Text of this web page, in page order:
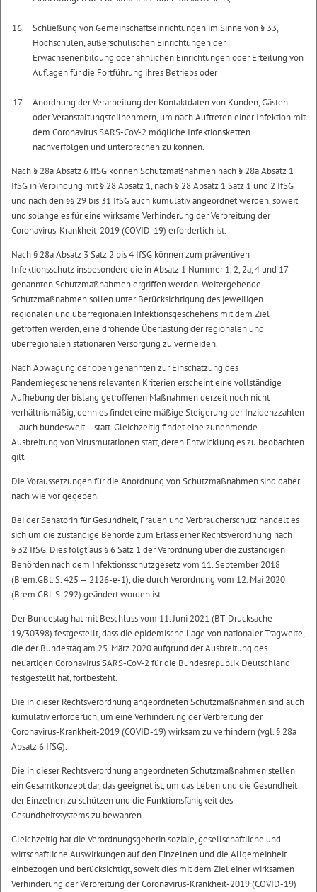
Schließung von Gemeinschaftseinrichtungen im Sinne von § 33,
Hochschulen, außerschulischen Einrichtungen der
Erwachsenenbildung oder ähnlichen Einrichtungen oder Erteilung von
Auflagen für die Fortführung ihres Betriebs oder
Anordnung der Verarbeitung der Kontaktdaten von Kunden, Gästen
oder Veranstaltungsteilnehmern, um nach Auftreten einer Infektion mit
dem Coronavirus SARS-CoV-2 mögliche Infektionsketten
nachverfolgen und unterbrechen zu können.
Nach § 28a Absatz 6 IfSG können Schutzmaßnahmen nach § 28a Absatz 1
IfSG in Verbindung mit § 28 Absatz 1, nach § 28 Absatz 1 Satz 1 und 2 IfSG
und nach den §§ 29 bis 31 IfSG auch kumulativ angeordnet werden, soweit
und solange es für eine wirksame Verhinderung der Verbreitung der
Coronavirus-Krankheit-2019 (COVID-19) erforderlich ist.
Nach § 28a Absatz 3 Satz 2 bis 4 IfSG können zum präventiven
Infektionsschutz insbesondere die in Absatz 1 Nummer 1, 2, 2a, 4 und 17
genannten Schutzmaßnahmen ergriffen werden. Weitergehende
Schutzmaßnahmen sollen unter Berücksichtigung des jeweiligen
regionalen und überregionalen Infektionsgeschehens mit dem Ziel
getroffen werden, eine drohende Überlastung der regionalen und
überregionalen stationären Versorgung zu vermeiden.
Nach Abwägung der oben genannten zur Einschätzung des
Pandemiegeschehens relevanten Kriterien erscheint eine vollständige
Aufhebung der bislang getroffenen Maßnahmen derzeit noch nicht
verhältnismäßig, denn es findet eine mäßige Steigerung der Inzidenzzahlen
– auch bundesweit – statt. Gleichzeitig findet eine zunehmende
Ausbreitung von Virusmutationen statt, deren Entwicklung es zu beobachten
gilt.
Die Voraussetzungen für die Anordnung von Schutzmaßnahmen sind daher
nach wie vor gegeben.
Bei der Senatorin für Gesundheit, Frauen und Verbraucherschutz handelt es
sich um die zuständige Behörde zum Erlass einer Rechtsverordnung nach
§ 32 IfSG. Dies folgt aus § 6 Satz 1 der Verordnung über die zuständigen
Behörden nach dem Infektionsschutzgesetz vom 11. September 2018
(Brem.GBl. S. 425 — 2126-e-1), die durch Verordnung vom 12. Mai 2020
(Brem.GBl. S. 292) geändert worden ist.
Der Bundestag hat mit Beschluss vom 11. Juni 2021 (BT-Drucksache
19/30398) festgestellt, dass die epidemische Lage von nationaler Tragweite,
die der Bundestag am 25. März 2020 aufgrund der Ausbreitung des
neuartigen Coronavirus SARS-CoV-2 für die Bundesrepublik Deutschland
festgestellt hat, fortbesteht.
Die in dieser Rechtsverordnung angeordneten Schutzmaßnahmen sind auch
kumulativ erforderlich, um eine Verhinderung der Verbreitung der
Coronavirus-Krankheit-2019 (COVID-19) wirksam zu verhindern (vgl. § 28a
Absatz 6 IfSG).
Die in dieser Rechtsverordnung angeordneten Schutzmaßnahmen stellen
ein Gesamtkonzept dar, das geeignet ist, um das Leben und die Gesundheit
der Einzelnen zu schützen und die Funktionsfähigkeit des
Gesundheitssystems zu bewahren.
Gleichzeitig hat die Verordnungsgeberin soziale, gesellschaftliche und
wirtschaftliche Auswirkungen auf den Einzelnen und die Allgemeinheit
einbezogen und berücksichtigt, soweit dies mit dem Ziel einer wirksamen
Verhinderung der Verbreitung der Coronavirus-Krankheit-2019 (COVID-19)